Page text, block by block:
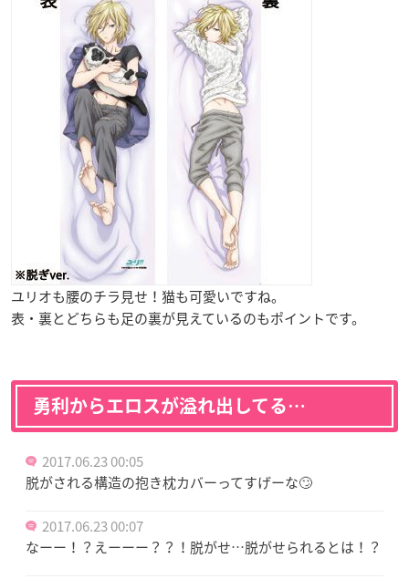
ユリオも腰のチラ見せ！猫も可愛いですね。
表・裏とどちらも足の裏が見えているのもポイントです。
勇利からエロスが溢れ出してる…
2017.06.23 00:05
脱がされる構造の抱き枕カバーってすげーな🙄
2017.06.23 00:07
なーー！？えーーー？？！脱がせ…脱がせられるとは！？